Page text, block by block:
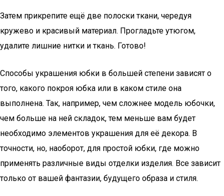
Затем прикрепите ещё две полоски ткани, чередуя
кружево и красивый материал. Прогладьте утюгом,
удалите лишние нитки и ткань. Готово!
Способы украшения юбки в большей степени зависят о
того, какого покроя юбка или в каком стиле она
выполнена. Так, например, чем сложнее модель юбочки,
чем больше на ней складок, тем меньше вам будет
необходимо элементов украшения для её декора. В
точности, но, наоборот, для простой юбки, где можно
применять различные виды отделки изделия. Все зависит
только от вашей фантазии, будущего образа и стиля.